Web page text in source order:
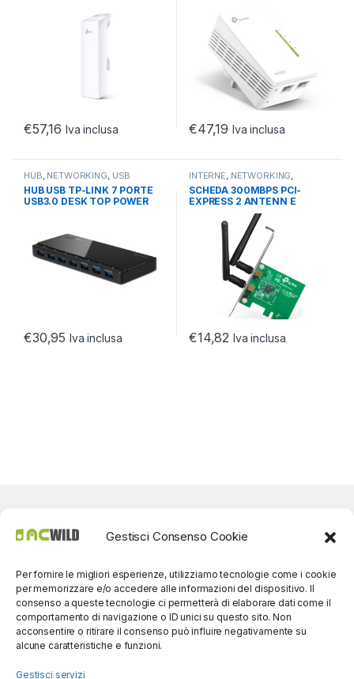
Gestisci Consenso Cookie
Per fornire le migliori esperienze, utilizziamo tecnologie come i cookie
per memorizzare e/o accedere alle informazioni del dispositivo. Il
consenso a queste tecnologie ci permetterà di elaborare dati come il
comportamento di navigazione o ID unici su questo sito. Non
acconsentire o ritirare il consenso può influire negativamente su
alcune caratteristiche e funzioni.
Gestisci servizi
€57,16 Iva inclusa €47,19 Iva inclusa
HUB, NETWORKING, USB
HUB USB TP-LINK 7 PORTE
USB3.0 DESK TOP POWER
€30,95 Iva inclusa
INTERNE, NETWORKING,
SCHEDE WIRELESS
SCHEDA 300MBPS PCI-
EXPRESS 2 ANTENN E
€14,82 Iva inclusa